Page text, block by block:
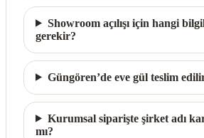
Showroom açılışı için hangi
gerekir?
Güngören’de eve gül teslim
Kurumsal siparişte şirket adı
mı?